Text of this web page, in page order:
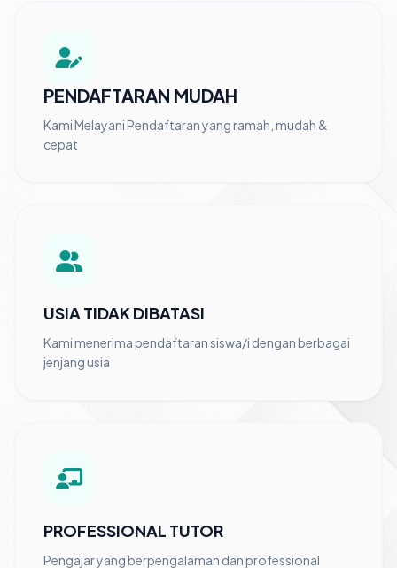
PENDAFTARAN MUDAH
Kami Melayani Pendaftaran yang ramah, mudah &
cepat
USIA TIDAK DIBATASI
Kami menerima pendaftaran siswa/i dengan berbagai
jenjang usia
PROFESSIONAL TUTOR
Pengajar yang berpengalaman dan professional